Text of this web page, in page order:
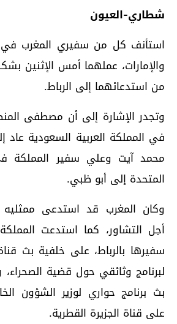
شطاري-العيون
استأنف كل من سفيري المغرب
والإمارات، عملهما أمس الإثنين
من استدعائهما إلى الرباط.
وتجدر الإشارة إلى أن مصطفى
في المملكة العربية السعودية عاد
محمد آيت وعلي سفير المملكة في
المتحدة إلى أبو ظبي.
وكان المغرب قد استدعى ممثليه
أجل التشاور، كما استدعت
سفيرها بالرباط، على خلفية بث
لبرنامج وثائقي حول قضية
بث برنامج حواري لوزير الشؤون
على قناة الجزيرة القطرية.